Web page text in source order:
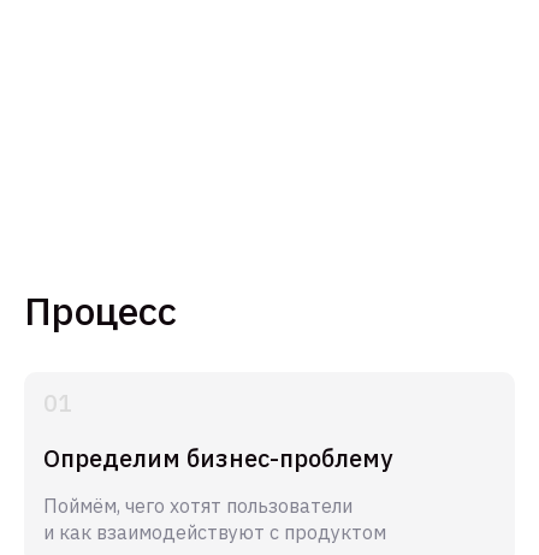
Процесс
Определим бизнес-проблему
Поймём, чего хотят пользователи
и как взаимодействуют с продуктом